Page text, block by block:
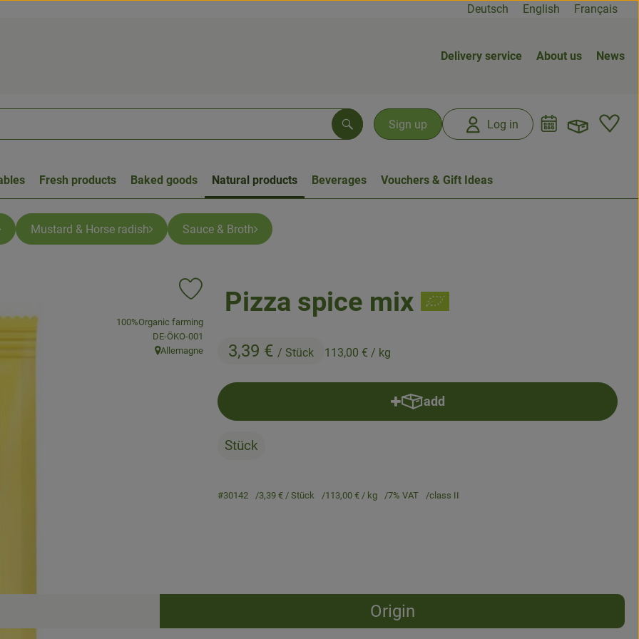
Deutsch English Français
Delivery service About us News
Sign up Log in Open
Search
Fresh products Baked goods Natural products Beverages Vouchers & Gift Ideas
Mustard & Horse radish Sauce & Broth
Pizza spice mix
3,39 € / Stück 113,00 € / kg
Add product to favorites
, association:
100%Organic farming
, certification authority:
DE-ÖKO-001
, origin:
Allemagne
add
Add product to basket
Stück
#30142 3,39 € / Stück 113,00 € / kg 7% VAT class II
Recipes
Origin